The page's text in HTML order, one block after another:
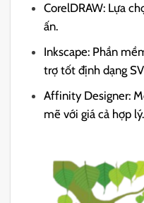
CorelDRAW: Lựa
ấn.
Inkscape: Phần
trợ tốt định dạng
Affinity Designer:
mẽ với giá cả hợp lý.